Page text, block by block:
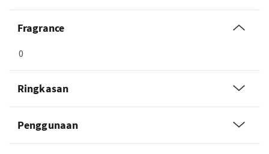
Fragrance
0
Ringkasan
Penggunaan